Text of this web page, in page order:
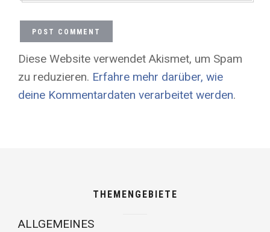
Diese Website verwendet Akismet, um Spam
zu reduzieren. Erfahre mehr darüber, wie
deine Kommentardaten verarbeitet werden.
THEMENGEBIETE
ALLGEMEINES